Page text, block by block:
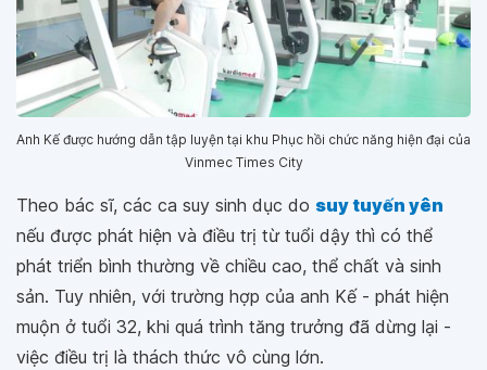
Anh Kế được hướng dẫn tập luyện tại khu Phục hồi chức năng hiện đại của
Vinmec Times City
Theo bác sĩ, các ca suy sinh dục do suy tuyến yên
nếu được phát hiện và điều trị từ tuổi dậy thì có thể
phát triển bình thường về chiều cao, thể chất và sinh
sản. Tuy nhiên, với trường hợp của anh Kế - phát hiện
muộn ở tuổi 32, khi quá trình tăng trưởng đã dừng lại -
việc điều trị là thách thức vô cùng lớn.